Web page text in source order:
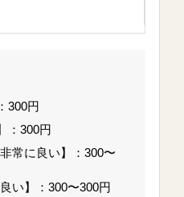
300円
：300円
常に良い】：300〜
い】：300〜300円